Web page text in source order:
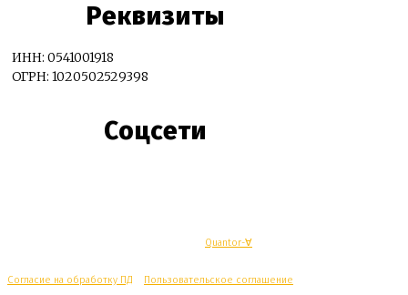
Реквизиты
ИНН: 0541001918
ОГРН: 1020502529398
Соцсети
Quantor-∀
Согласие на обработку ПД Пользовательское соглашение